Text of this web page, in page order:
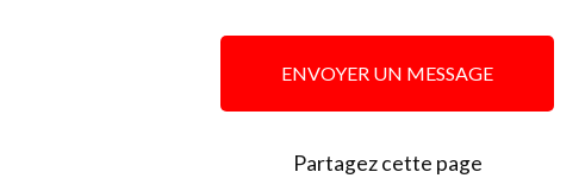
ENVOYER UN MESSAGE
Partagez cette page